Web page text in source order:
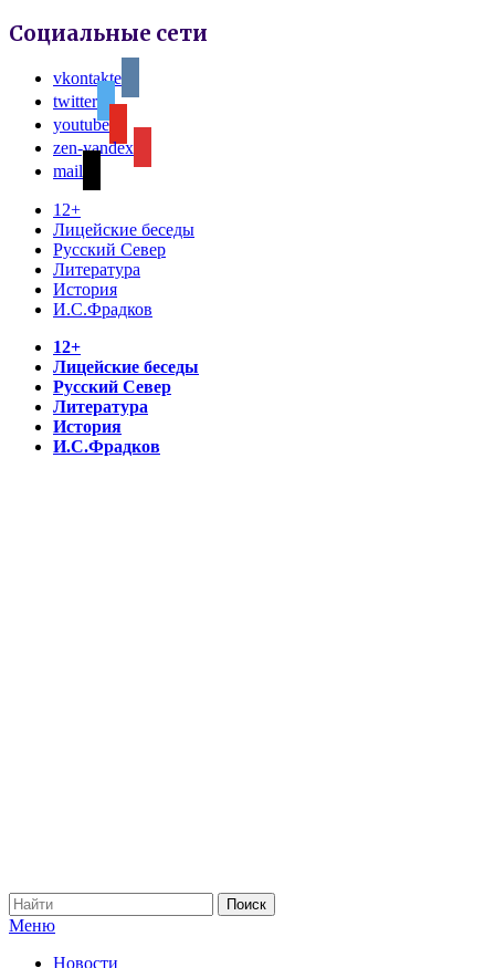
Социальные сети
vkontakte
twitter
youtube
zen-yandex
mail
12+
Лицейские беседы
Русский Север
Литература
История
И.С.Фрадков
12+
Лицейские беседы
Русский Север
Литература
История
И.С.Фрадков
Меню
Новости